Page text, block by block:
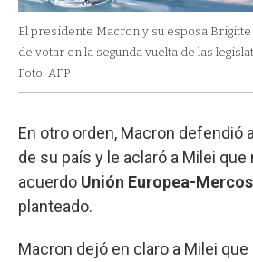
El presidente Macron y su esposa
de votar en la segunda vuelta de las
Foto: AFP
En otro orden, Macron defendió
de su país y le aclaró a Milei que
acuerdo Unión Europea-
planteado.
Macron dejó en claro a Milei